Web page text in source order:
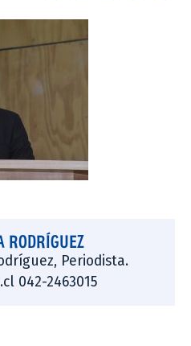
RODRÍGUEZ
Periodista.
042-2463015